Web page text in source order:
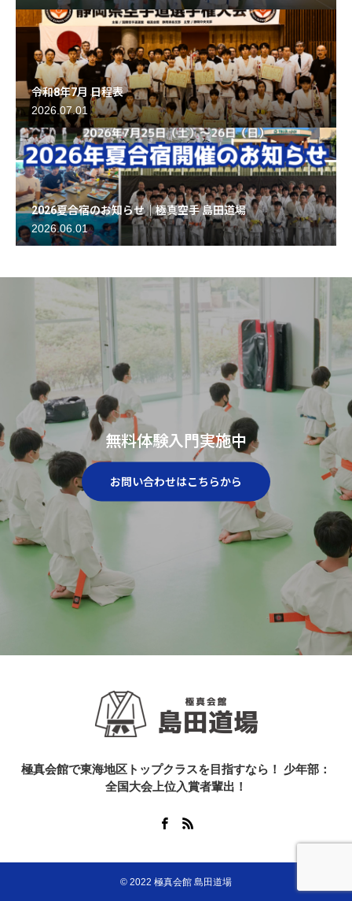
令和8年7月 日程表
2026.07.01
2026夏合宿のお知らせ｜極真空手 島田道場
2026.06.01
無料体験入門実施中
お問い合わせはこちらから
極真会館で東海地区トップクラスを目指すなら！ 少年部：
全国大会上位入賞者輩出！
© 2022 極真会館 島田道場